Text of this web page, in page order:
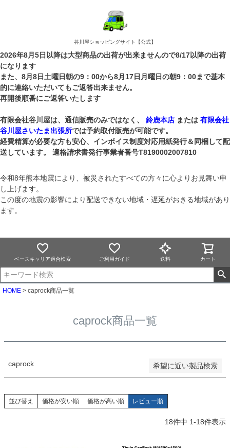
谷川屋ショッピングサイト【公式】
2026年8月5日以降は大型商品の出荷が出来ませんので8/17以降の出荷
になります
また、8月8日土曜日朝の9：00から8月17日月曜日の朝9：00まで基本
的に連絡いただいてもご返答出来ません。
再開後順番にご返答いたします
有限会社谷川屋は、通信販売のみではなく、 鈴鹿本店 または 有限会社
谷川屋さいたま出張所では予約取付販売が可能です。
経費精算が必要な方も安心、インボイス制度対応用紙発行＆同梱して配
送しています。 適格請求書発行事業者番号T8190002007810
令和8年熊本地震により、被災されたすべての方々に心よりお見舞い申
し上げます。
この度の地震の影響により配送できない地域・遅延がおきる地域があり
ます。
ベースキャリア適合検索 ご利用ガイド 送料 カート
HOME caprock商品一覧
caprock商品一覧
caprock 希望に近い製品検索
キーワード
「検索」ボタンを押す
(ルーフボックス)シルバー系
(ルーフボックス)ブラック系
ルーフラック(かごみたいなタイプ)
ルーフボックス容量301Lから449L
ルーフボックスバー上高さ350mm以下
並び順
新着順
登録順
価格が安い順
価格が高い順
キーワードヒット順
検索
並び替え 価格が安い順 価格が高い順 レビュー順
18件中 1-18件表示